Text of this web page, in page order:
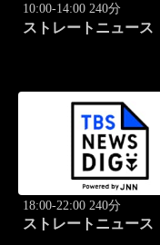
10:00-14:00 240分
ストレートニュース
18:00-22:00 240分
ストレートニュース